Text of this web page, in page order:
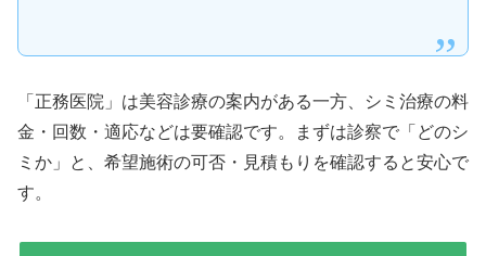
「正務医院」は美容診療の案内がある一方、シミ治療の料
金・回数・適応などは要確認です。まずは診察で「どのシ
ミか」と、希望施術の可否・見積もりを確認すると安心で
す。